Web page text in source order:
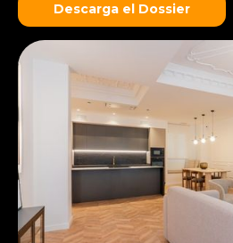
Descarga el Dossier